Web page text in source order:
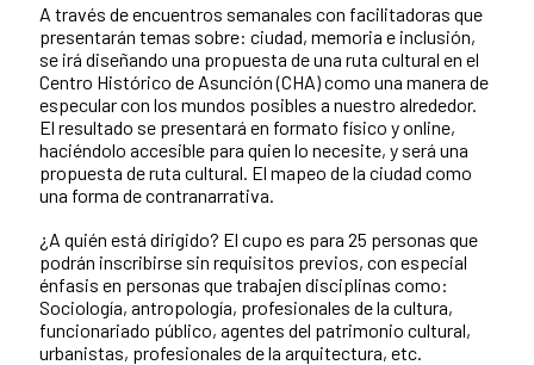
A través de encuentros semanales con facilitadoras que
presentarán temas sobre: ciudad, memoria e inclusión,
se irá diseñando una propuesta de una ruta cultural en el
Centro Histórico de Asunción (CHA) como una manera de
especular con los mundos posibles a nuestro alrededor.
El resultado se presentará en formato físico y online,
haciéndolo accesible para quien lo necesite, y será una
propuesta de ruta cultural. El mapeo de la ciudad como
una forma de contranarrativa.
¿A quién está dirigido? El cupo es para 25 personas que
podrán inscribirse sin requisitos previos, con especial
énfasis en personas que trabajen disciplinas como:
Sociología, antropología, profesionales de la cultura,
funcionariado público, agentes del patrimonio cultural,
urbanistas, profesionales de la arquitectura, etc.